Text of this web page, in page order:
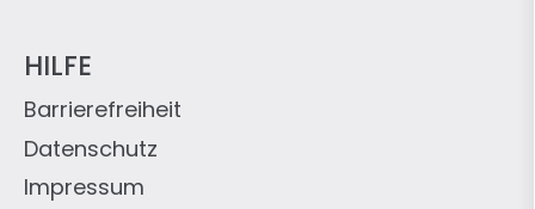
HILFE
Impressum
Datenschutz
Barrierefreiheit